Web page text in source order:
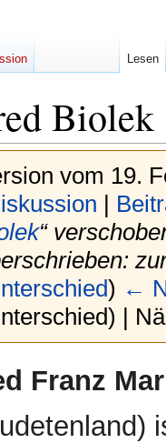
Biolek
vom 19.
|
“
) ←
|
Franz
Lesen